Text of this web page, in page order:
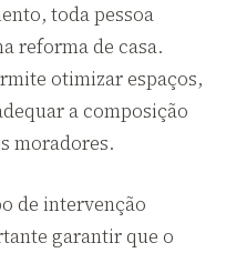
toda pessoa
reforma de casa.
otimizar espaços,
a composição
moradores.
de intervenção
garantir que o